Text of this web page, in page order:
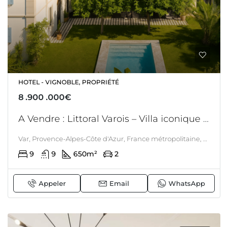
HOTEL - VIGNOBLE, PROPRIÉTÉ
8 .900 .000€
A Vendre : Littoral Varois – Villa iconique – Double destination ( hotel & résidentielle ) – Piscine – Vue mer -Vie à pieds – Prête à vivre
9 9 650m² 2
Appeler Email WhatsApp